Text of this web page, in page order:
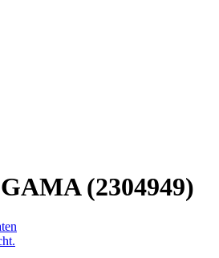
(2304949)